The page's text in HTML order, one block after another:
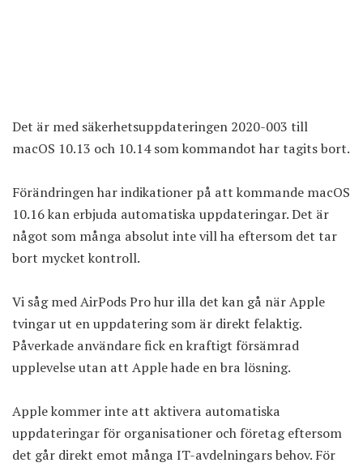
Det är med säkerhetsuppdateringen 2020-003 till
macOS 10.13 och 10.14 som kommandot har tagits bort.
Förändringen har indikationer på att kommande macOS
10.16 kan erbjuda automatiska uppdateringar. Det är
något som många absolut inte vill ha eftersom det tar
bort mycket kontroll.
Vi såg med AirPods Pro hur illa det kan gå när Apple
tvingar ut en uppdatering som är direkt felaktig.
Påverkade användare fick en kraftigt försämrad
upplevelse utan att Apple hade en bra lösning.
Apple kommer inte att aktivera automatiska
uppdateringar för organisationer och företag eftersom
det går direkt emot många IT-avdelningars behov. För